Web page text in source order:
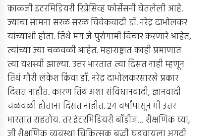
काळजी इंटरमिडियरी रिग्रेसिव्ह फोर्सेसनी घेतलेली आहे.
ज्याचा सामना सरळ सरळ विवेकवादी डॉ. नरेंद्र दाभोलकर
यांच्याशी होता. तिथे मग जे पुरोगामी विचार करणारे आहेत,
त्यांच्या ज्या चळवळी आहेत. महाराष्ट्रात काही प्रमाणात
त्या यशस्वी झाल्या. उत्तर भारतात त्या दिसत नाही म्हणून
तिथं गौरी लंकेश किंवा डॉ. नरेंद्र दाभोलकरसारखे प्रकार
दिसत नाहीत. कारण तिथं अशा संविधानवादी, ज्ञानवादी
चळवळी होताना दिसत नाहीत. २४ वर्षांपासून मी उत्तर
भारतात राहतोय. तर इंटरमिडियरी बॉडीज… शैक्षणिक घ्या,